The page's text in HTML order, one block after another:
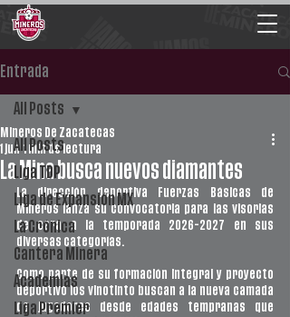
Entrada
All Posts
Liga TDP
Liga de Expansión MX
La Crónica
Cantera Minera
Academias
Liga Premier
All Posts
La Mina busca nuevos diamantes
Mineros De Zacatecas
1 jun 1 min de lectura
La dirección deportiva Fuerzas Básicas de
Mineros lanza su convocatoria para las visorias
de cara a la temporada 2026-2027 en sus
diversas categorías.
Como parte de su formación integral y proyecto
deportivo los vinotinto buscan a la nueva camada
de jugadores desde edades tempranas que